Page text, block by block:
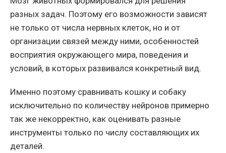
разных задач. Поэтому его возможности зависят
не только от числа нервных клеток, но и от
организации связей между ними, особенностей
восприятия окружающего мира, поведения и
условий, в которых развивался конкретный вид.
Именно поэтому сравнивать кошку и собаку
исключительно по количеству нейронов примерно
так же некорректно, как оценивать разные
инструменты только по числу составляющих их
деталей.